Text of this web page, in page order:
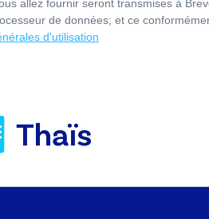
allez fournir seront transmises à
de données; et ce
d'utilisation